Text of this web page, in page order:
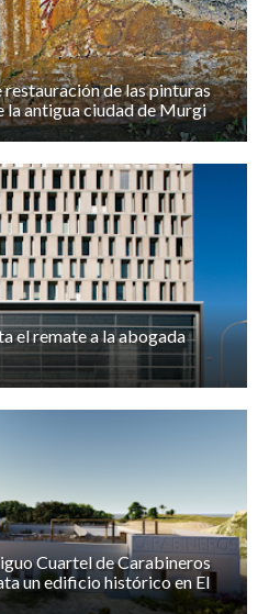
de las pinturas
la antigua ciudad de Murgi
el remate a la abogada
Cuartel de Carabineros
un edificio histórico en El